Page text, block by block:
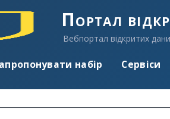
Портал
Вебпортал відкритих
набір Сервіси